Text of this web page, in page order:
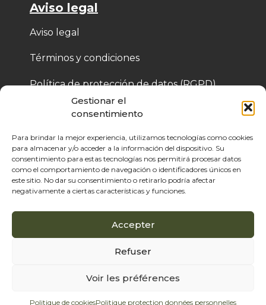
Gestionar el
consentimiento
Para brindar la mejor experiencia, utilizamos tecnologías como cookies
para almacenar y/o acceder a la información del dispositivo. Su
consentimiento para estas tecnologías nos permitirá procesar datos
como el comportamiento de navegación o identificadores únicos en
este sitio. No dar su consentimiento o retirarlo podría afectar
negativamente a ciertas características y funciones.
Accepter
Refuser
Voir les préférences
Politique de cookiesPolitique protection données personnelles
Aviso legal
Aviso legal
Términos y condiciones
Política de protección de datos (RGPD)
Política de cookies
© 2025 Bois de Pologne – Creado por Cassandre
Thibaut